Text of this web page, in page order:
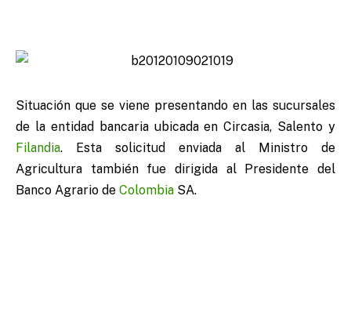
Situación que se viene presentando en las sucursales
de la entidad bancaria ubicada en Circasia, Salento y
Filandia. Esta solicitud enviada al Ministro de
Agricultura también fue dirigida al Presidente del
Banco Agrario de Colombia SA.